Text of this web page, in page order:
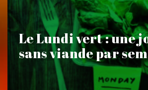
Le Lundi vert : une
sans viande par